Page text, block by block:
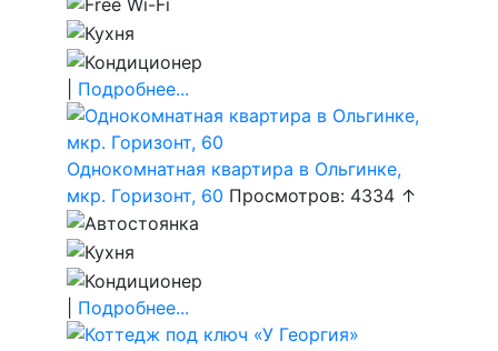
Подробнее...
Однокомнатная квартира в Ольгинке,
мкр. Горизонт, 60 Просмотров: 4334 ↑
Подробнее...